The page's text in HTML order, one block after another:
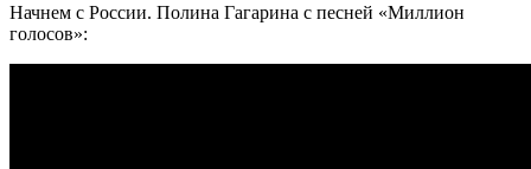
Начнем с России. Полина Гагарина с песней «Миллион
голосов»: